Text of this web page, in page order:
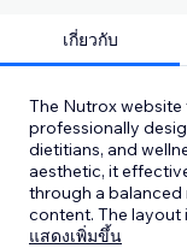
เกี่ยวกับ
The Nutrox website
professionally
dietitians, and
aesthetic, it
through a
content. The layout
แสดงเพิ่มขึ้น